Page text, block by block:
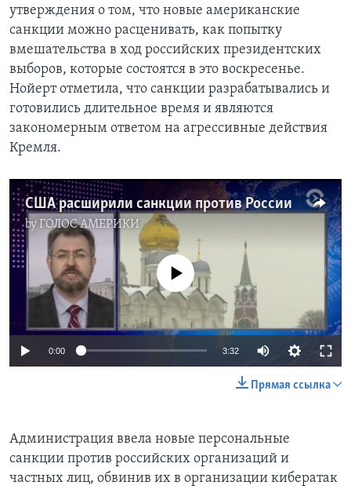
утверждения о том, что новые американские
санкции можно расценивать, как попытку
вмешательства в ход российских президентских
выборов, которые состоятся в это воскресенье.
Нойерт отметила, что санкции разрабатывались и
готовились длительное время и являются
закономерным ответом на агрессивные действия
Кремля.
США расширили санкции против России
byГОЛОС АМЕРИКИ
No media source currently available
0:00 3:32
Прямая ссылка
Администрация ввела новые персональные
санкции против российских организаций и
частных лиц, обвинив их в организации кибератак